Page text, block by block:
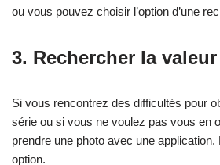
ou vous pouvez choisir l’option d’une
3. Rechercher la valeur
Si vous rencontrez des difficultés pour
série ou si vous ne voulez pas vous en
prendre une photo avec une
option.